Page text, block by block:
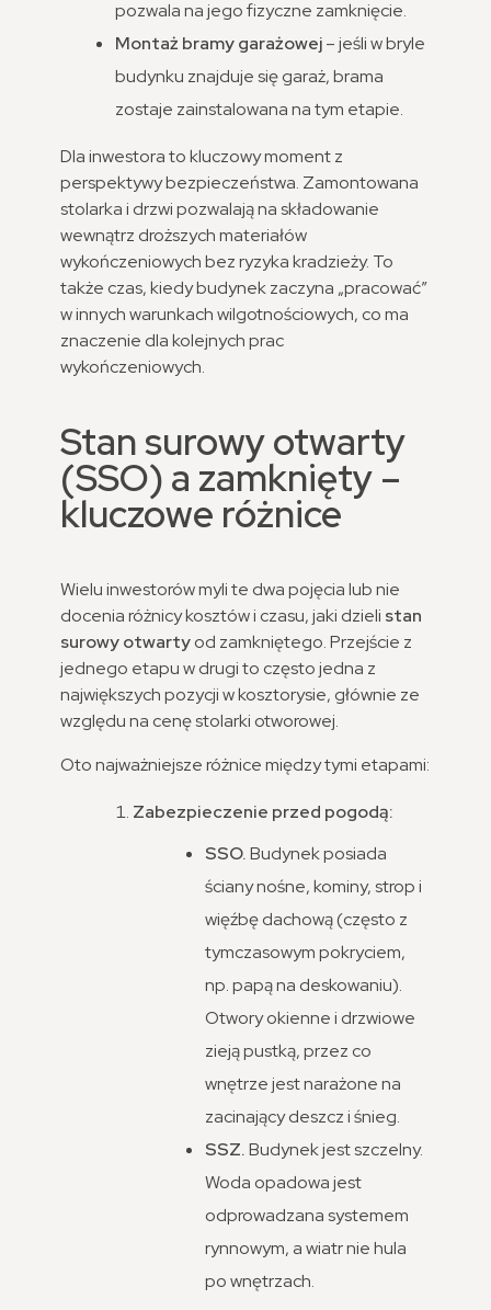
pozwala na jego fizyczne zamknięcie.
Montaż bramy garażowej– jeśli w bryle
budynku znajduje się garaż, brama
zostaje zainstalowana na tym etapie.
Dla inwestora to kluczowy moment z
perspektywy bezpieczeństwa. Zamontowana
stolarka i drzwi pozwalają na składowanie
wewnątrz droższych materiałów
wykończeniowych bez ryzyka kradzieży. To
także czas, kiedy budynek zaczyna „pracować”
w innych warunkach wilgotnościowych, co ma
znaczenie dla kolejnych prac
wykończeniowych.
Stan surowy otwarty
(SSO) a zamknięty –
kluczowe różnice
Wielu inwestorów myli te dwa pojęcia lub nie
docenia różnicy kosztów i czasu, jaki dzieli stan
surowy otwartyod zamkniętego. Przejście z
jednego etapu w drugi to często jedna z
największych pozycji w kosztorysie, głównie ze
względu na cenę stolarki otworowej.
Oto najważniejsze różnice między tymi etapami:
Zabezpieczenie przed pogodą:
SSO.Budynek posiada
ściany nośne, kominy, strop i
więźbę dachową (często z
tymczasowym pokryciem,
np. papą na deskowaniu).
Otwory okienne i drzwiowe
zieją pustką, przez co
wnętrze jest narażone na
zacinający deszcz i śnieg.
SSZ.Budynek jest szczelny.
Woda opadowa jest
odprowadzana systemem
rynnowym, a wiatr nie hula
po wnętrzach.